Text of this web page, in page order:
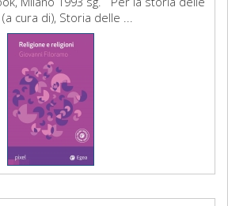
cura di), Storia delle ...